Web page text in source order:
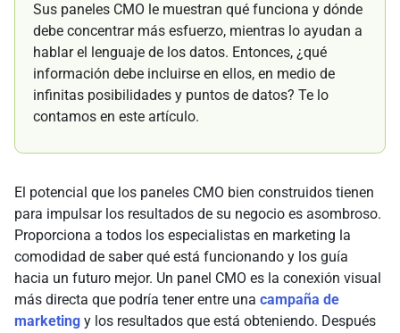
Sus paneles CMO le muestran qué funciona y dónde
debe concentrar más esfuerzo, mientras lo ayudan a
hablar el lenguaje de los datos. Entonces, ¿qué
información debe incluirse en ellos, en medio de
infinitas posibilidades y puntos de datos? Te lo
contamos en este artículo.
El potencial que los paneles CMO bien construidos tienen
para impulsar los resultados de su negocio es asombroso.
Proporciona a todos los especialistas en marketing la
comodidad de saber qué está funcionando y los guía
hacia un futuro mejor. Un panel CMO es la conexión visual
más directa que podría tener entre una campaña de
marketing y los resultados que está obteniendo. Después